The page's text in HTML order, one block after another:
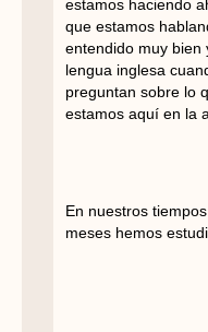
estamos haciendo
que estamos
entendido muy bien
lengua inglesa
preguntan sobre lo
estamos aquí en la
En nuestros
meses hemos